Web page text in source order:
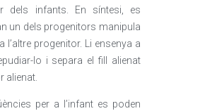
dels infants. En síntesi, es
un dels progenitors manipula
l’altre progenitor. Li ensenya a
lo i separa el fill alienat
alienat.
per a l’infant es poden